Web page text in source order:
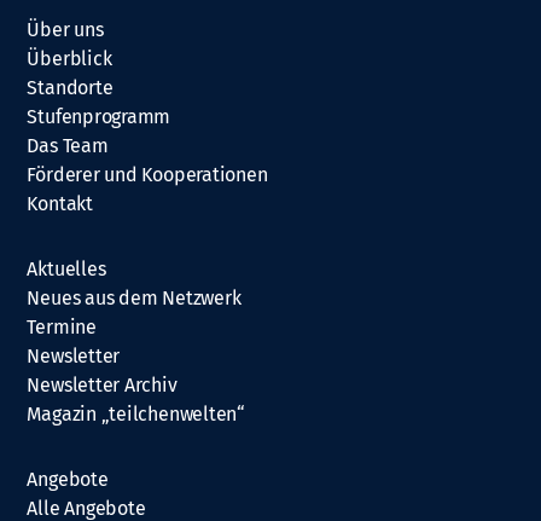
Über uns
Überblick
Standorte
Stufenprogramm
Das Team
Förderer und Kooperationen
Kontakt
Aktuelles
Neues aus dem Netzwerk
Termine
Newsletter
Newsletter Archiv
Magazin „teilchenwelten“
Angebote
Alle Angebote